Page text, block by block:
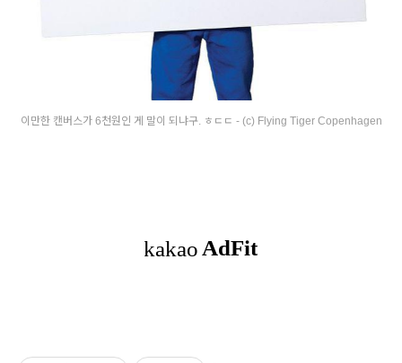
이만한 캔버스가 6천원인 게 말이 되냐구. ㅎㄷㄷ - (c) Flying Tiger Copenhagen